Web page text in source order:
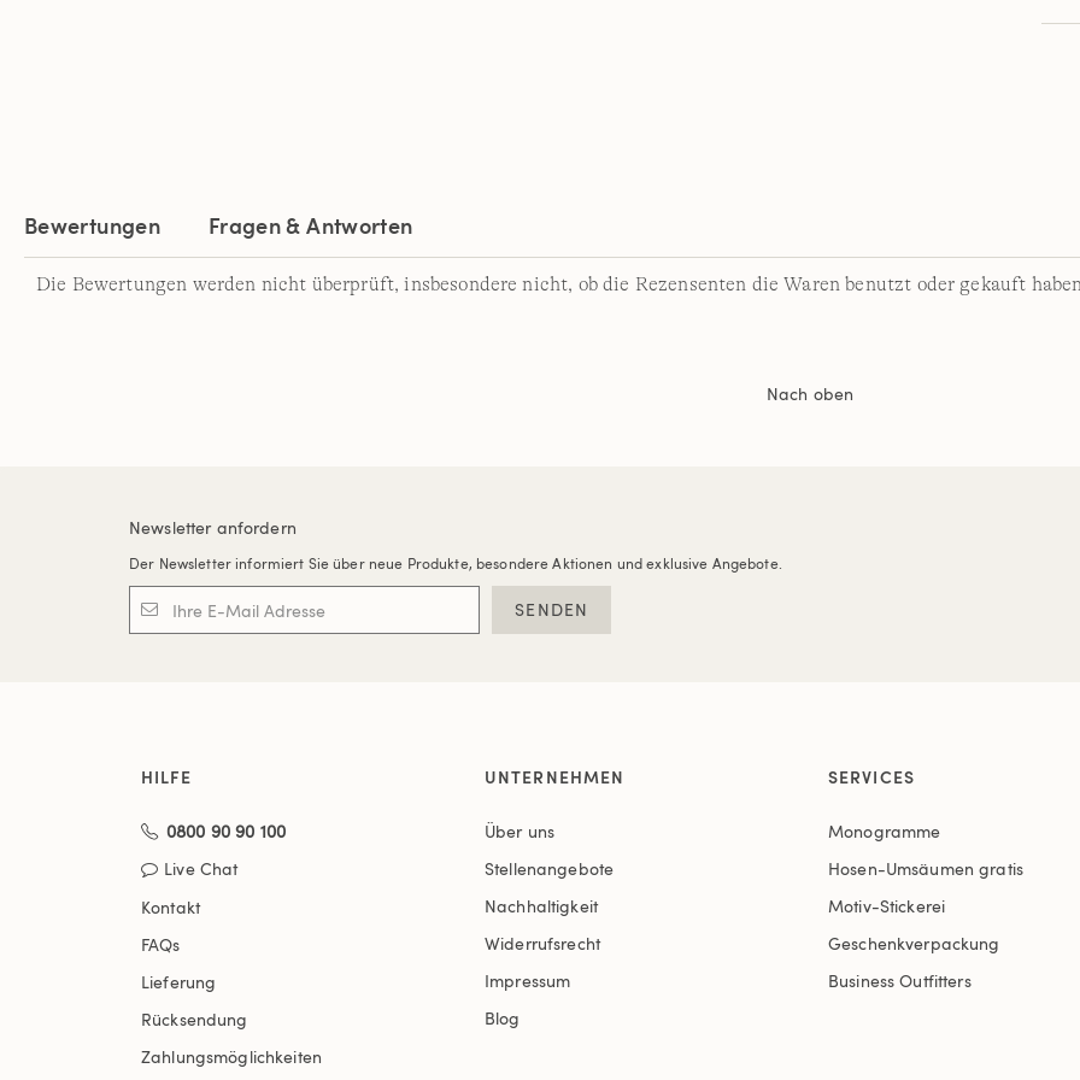
Bewertungen Fragen & Antworten
Die Bewertungen werden nicht überprüft, insbesondere nicht, ob die Rezensenten die Waren benutzt oder gekauft
Nach oben
Newsletter anfordern
Der Newsletter informiert Sie über neue Produkte, besondere Aktionen und exklusive Angebote.
SENDEN
HILFE
0800 90 90 100
Live Chat
Kontakt
FAQs
Lieferung
Rücksendung
Zahlungsmöglichkeiten
UNTERNEHMEN
Über uns
Stellenangebote
Nachhaltigkeit
Widerrufsrecht
Impressum
Blog
SERVICES
Monogramme
Hosen-Umsäumen gratis
Motiv-Stickerei
Geschenkverpackung
Business Outfitters